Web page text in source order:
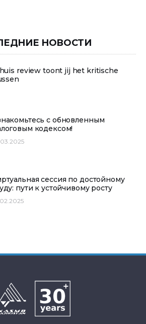
НОВОСТИ
review toont jij het kritische
с обновленным
кодексом!
сессия по достойному
пути к устойчивому росту